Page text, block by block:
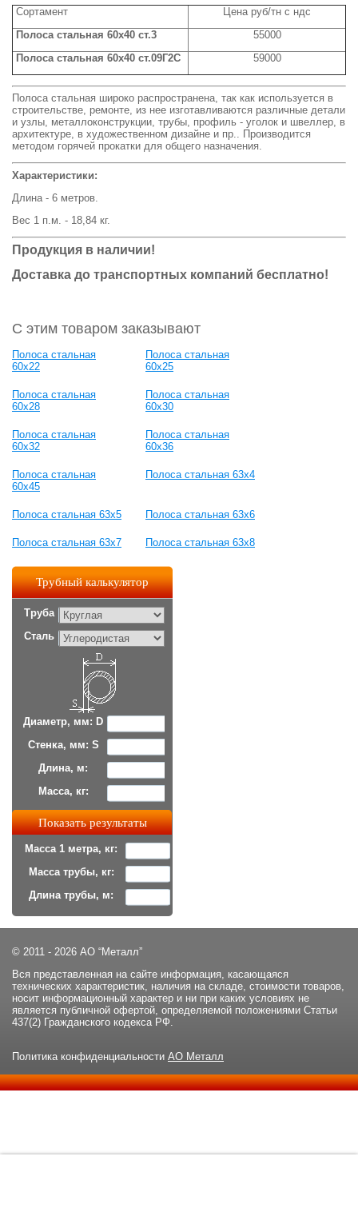
Сортамент
Цена руб/тн с ндс
Полоса стальная 60x40 ст.3
55000
Полоса стальная 60x40 ст.09Г2С
59000
Полоса стальная широко распространена, так как используется в
строительстве, ремонте, из нее изготавливаются различные детали
и узлы, металлоконструкции, трубы, профиль - уголок и швеллер, в
архитектуре, в художественном дизайне и пр.. Производится
методом горячей прокатки для общего назначения.
Характеристики:
Длина - 6 метров.
Вес 1 п.м. - 18,84 кг.
Продукция в наличии!
Доставка до транспортных компаний бесплатно!
С этим товаром заказывают
Полоса стальная
60x22
Полоса стальная
60x25
Полоса стальная
60x28
Полоса стальная
60x30
Полоса стальная
60x32
Полоса стальная
60x36
Полоса стальная
60x45
Полоса стальная 63x4
Полоса стальная 63x5 Полоса стальная 63x6
Полоса стальная 63x7 Полоса стальная 63x8
Трубный калькулятор
Труба
Сталь
Диаметр, мм: D
Стенка, мм: S
Длина, м:
Масса, кг:
Масса 1 метра, кг:
Масса трубы, кг:
Длина трубы, м:
© 2011 - 2026 АО “Металл”
Вся представленная на сайте информация, касающаяся
технических характеристик, наличия на складе, стоимости товаров,
носит информационный характер и ни при каких условиях не
является публичной офертой, определяемой положениями Статьи
437(2) Гражданского кодекса РФ.
Политика конфиденциальности АО Металл